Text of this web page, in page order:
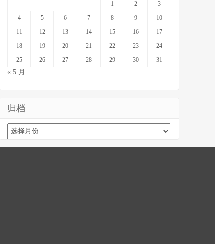
1
2
3
4
5 6 7 8 9
10
11
12 13 14 15 16
17
18
19 20 21 22 23
24
25
26 27 28 29 30 31
« 5 月
归档